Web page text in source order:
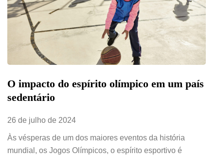
O impacto do espírito olímpico em um país
sedentário
26 de julho de 2024
Às vésperas de um dos maiores eventos da história
mundial, os Jogos Olímpicos, o espírito esportivo é